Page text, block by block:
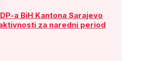
a BiH Kantona Sarajevo
za naredni period